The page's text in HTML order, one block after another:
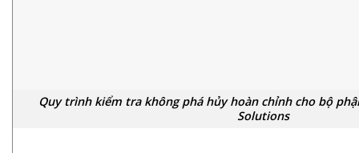
Quy trình kiểm tra không phá hủy hoàn chỉnh cho bộ
Solutions